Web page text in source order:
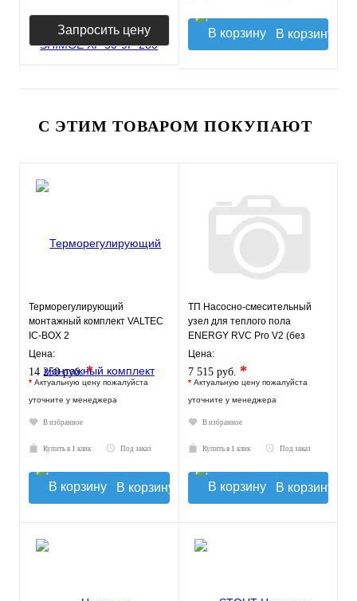
Запросить цену В корзину
С ЭТИМ ТОВАРОМ ПОКУПАЮТ
Терморегулирующий
монтажный комплект VALTEC
IC-BOX 2
Цена:
14 250 руб.*
* Актуальную цену пожалуйста
уточните у менеджера
В избранное
Купить в 1 клик Под заказ
В корзину
ТП Насосно-смесительный
узел для теплого пола
ENERGY RVC Pro V2 (без
насоса)
Цена:
7 515 руб. *
* Актуальную цену пожалуйста
уточните у менеджера
В избранное
Купить в 1 клик Под заказ
В корзину